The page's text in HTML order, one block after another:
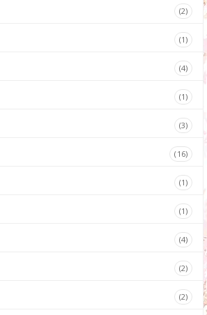
(2)
(1)
(4)
(1)
(3)
(16)
(1)
(1)
(4)
(2)
(2)